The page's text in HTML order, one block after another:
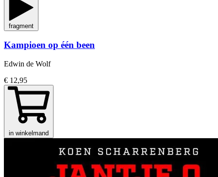
fragment
Kampioen op één been
Edwin de Wolf
€ 12,95
in winkelmand